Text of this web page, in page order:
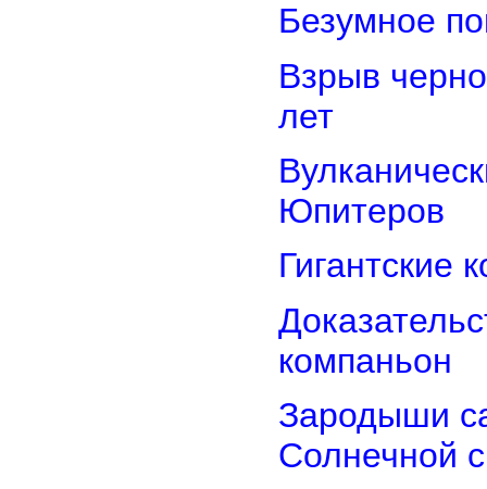
Безумное
Взрыв
лет
Юпитеров
Гигантские
компаньон
Зародыши
Солнечной